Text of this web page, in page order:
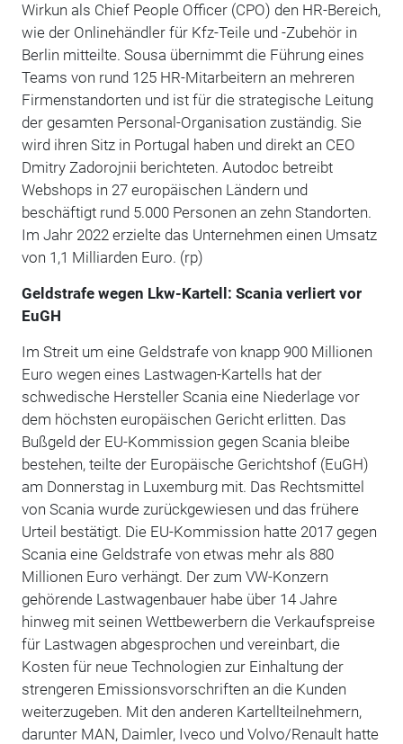
Wirkun als Chief People Officer (CPO) den HR-Bereich,
wie der Onlinehändler für Kfz-Teile und -Zubehör in
Berlin mitteilte. Sousa übernimmt die Führung eines
Teams von rund 125 HR-Mitarbeitern an mehreren
Firmenstandorten und ist für die strategische Leitung
der gesamten Personal-Organisation zuständig. Sie
wird ihren Sitz in Portugal haben und direkt an CEO
Dmitry Zadorojnii berichteten. Autodoc betreibt
Webshops in 27 europäischen Ländern und
beschäftigt rund 5.000 Personen an zehn Standorten.
Im Jahr 2022 erzielte das Unternehmen einen Umsatz
von 1,1 Milliarden Euro. (rp)
Geldstrafe wegen Lkw-Kartell: Scania verliert vor
EuGH
Im Streit um eine Geldstrafe von knapp 900 Millionen
Euro wegen eines Lastwagen-Kartells hat der
schwedische Hersteller Scania eine Niederlage vor
dem höchsten europäischen Gericht erlitten. Das
Bußgeld der EU-Kommission gegen Scania bleibe
bestehen, teilte der Europäische Gerichtshof (EuGH)
am Donnerstag in Luxemburg mit. Das Rechtsmittel
von Scania wurde zurückgewiesen und das frühere
Urteil bestätigt. Die EU-Kommission hatte 2017 gegen
Scania eine Geldstrafe von etwas mehr als 880
Millionen Euro verhängt. Der zum VW-Konzern
gehörende Lastwagenbauer habe über 14 Jahre
hinweg mit seinen Wettbewerbern die Verkaufspreise
für Lastwagen abgesprochen und vereinbart, die
Kosten für neue Technologien zur Einhaltung der
strengeren Emissionsvorschriften an die Kunden
weiterzugeben. Mit den anderen Kartellteilnehmern,
darunter MAN, Daimler, Iveco und Volvo/Renault hatte